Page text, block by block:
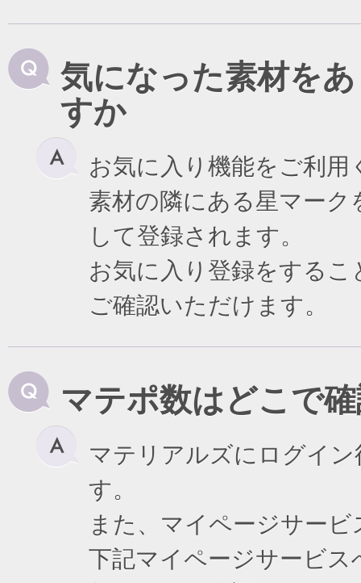
気になった素材を
すか
お気に入り機能をご利用
素材の隣にある星マー
して登録されます。
お気に入り登録をする
ご確認いただけます。
マテポ数はどこで
マテリアルズにログイ
す。
また、マイページサー
下記マイページサービ